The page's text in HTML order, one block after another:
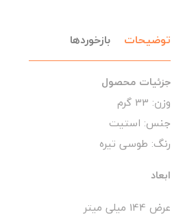
توضیحات بازخوردها
جزئیات محصول
وزن: 33 گرم
جنس: استیت
رنگ: طوسی تیره
ابعاد
عرض 144 میلی میتر